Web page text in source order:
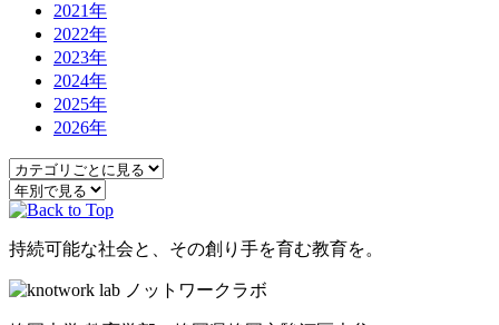
2021年
2022年
2023年
2024年
2025年
2026年
持続可能な社会と、その創り手を育む教育を。